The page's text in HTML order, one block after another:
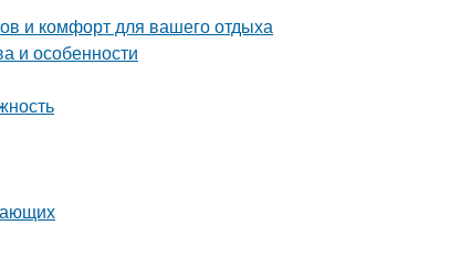
и комфорт для вашего отдыха
и особенности